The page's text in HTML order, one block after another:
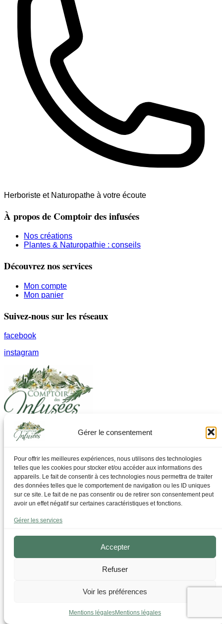
Gérer le consentement
Pour offrir les meilleures expériences, nous utilisons des technologies
telles que les cookies pour stocker et/ou accéder aux informations des
appareils. Le fait de consentir à ces technologies nous permettra de traiter
des données telles que le comportement de navigation ou les ID uniques
sur ce site. Le fait de ne pas consentir ou de retirer son consentement peut
avoir un effet négatif sur certaines caractéristiques et fonctions.
Gérer les services
Accepter
Refuser
Voir les préférences
Mentions légalesMentions légales
Herboriste et Naturopathe à votre écoute
À propos de Comptoir des infusées
Nos créations
Plantes & Naturopathie : conseils
Découvrez nos services
Mon compte
Mon panier
Suivez-nous sur les réseaux
facebook
instagram
Laissez-vous guider pour trouver ce dont vous avez
besoin
Par Thématique
Allergies I Refroidissement
Articulations | os | Muscles
Circulation | Jambes lourdes
Confort urinaire
Détente | Relaxation
Drainage | Perte de poids
Femmes | Cycles
Foie | Métabolisme | Sucres
Immunité | Vitalité
Peau | Ongles | Cheveux
Tisanes bien-être